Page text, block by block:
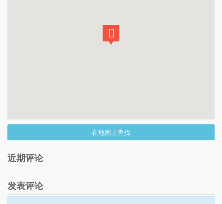
在地图上查找
近期评论
发表评论